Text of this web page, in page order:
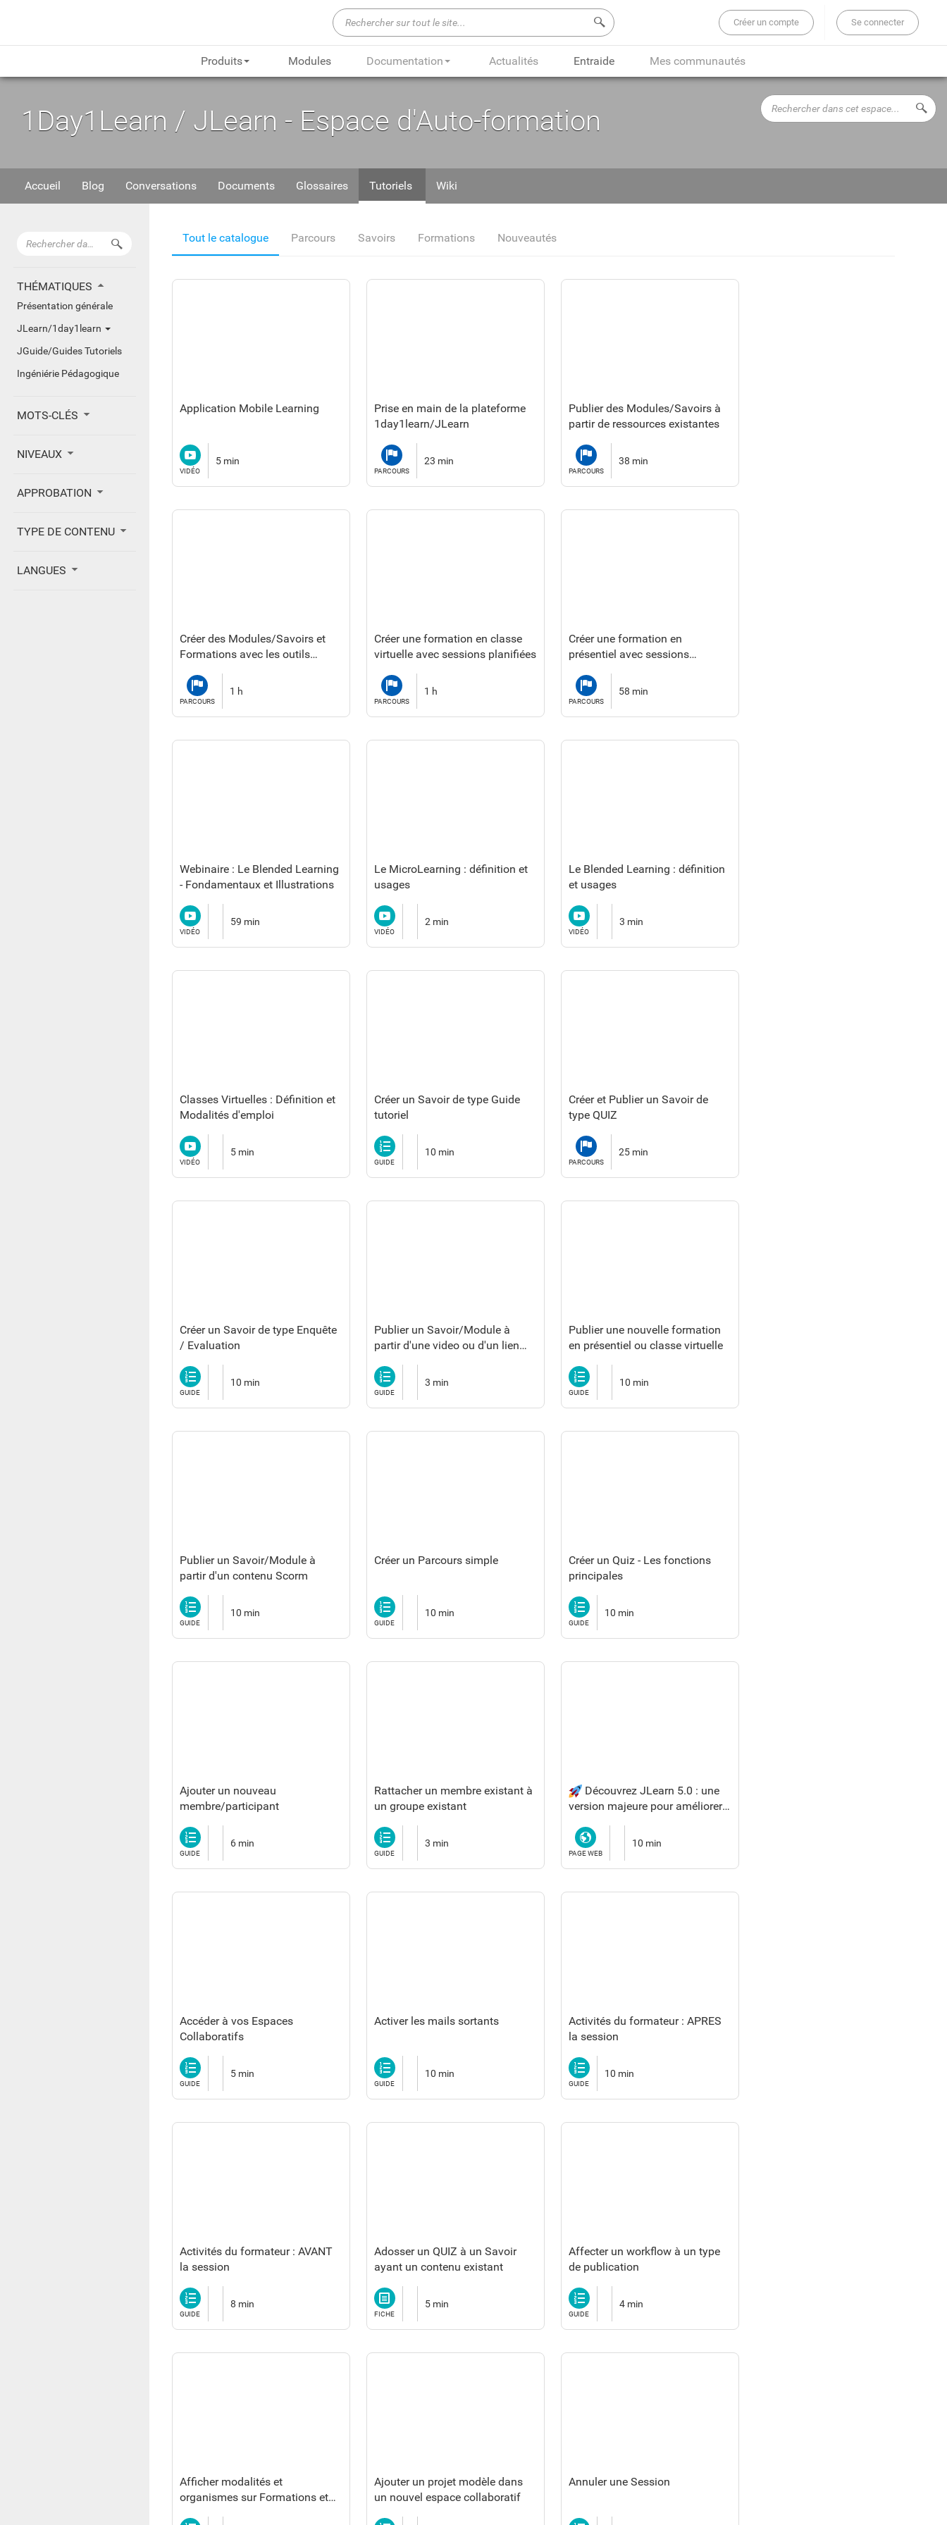
Rechercher sur tout le site...
Créer un compte Se connecter
Produits Modules Documentation Actualités Entraide Mes communautés
1Day1Learn / JLearn - Espace d'Auto-formation
Rechercher
dans
Accueil Blog Conversations Documents Glossaires Tutoriels Wiki
THÉMATIQUES
Présentation générale
JLearn/1day1learn
JGuide/Guides Tutoriels
Ingéniérie Pédagogique
MOTS-CLÉS
NIVEAUX
APPROBATION
TYPE DE CONTENU
LANGUES
Tout le catalogue Parcours Savoirs Formations Nouveautés
Application Mobile Learning
Vidéo
VIDÉO
5 min
Prise en main de la plateforme
1day1learn/JLearn
Parcours
PARCOURS
23 min
Publier des Modules/Savoirs à
partir de ressources existantes
Parcours
PARCOURS
38 min
Créer des Modules/Savoirs et
Formations avec les outils
Parcours
PARCOURS
1 h
Créer une formation en classe
virtuelle avec sessions planifiées
Parcours
PARCOURS
1 h
Créer une formation en
présentiel avec sessions
Parcours
PARCOURS
58 min
Webinaire : Le Blended Learning
- Fondamentaux et Illustrations
Vidéo
VIDÉO
59 min
Le MicroLearning : définition et
usages
Vidéo
VIDÉO
2 min
Le Blended Learning : définition
et usages
Vidéo
VIDÉO
3 min
Classes Virtuelles : Définition et
Modalités d'emploi
Vidéo
VIDÉO
5 min
Créer un Savoir de type Guide
tutoriel
Guide
GUIDE
10 min
Créer et Publier un Savoir de
type QUIZ
Parcours
PARCOURS
25 min
Créer un Savoir de type Enquête
/ Evaluation
Guide
GUIDE
10 min
Publier un Savoir/Module à
partir d'une video ou d'un lien
Guide
GUIDE
3 min
Publier une nouvelle formation
en présentiel ou classe virtuelle
Guide
GUIDE
10 min
Publier un Savoir/Module à
partir d'un contenu Scorm
Guide
GUIDE
10 min
Créer un Parcours simple
Guide
GUIDE
10 min
Créer un Quiz - Les fonctions
principales
Guide
GUIDE
10 min
Ajouter un nouveau
membre/participant
Guide
GUIDE
6 min
Rattacher un membre existant à
un groupe existant
Guide
GUIDE
3 min
Découvrez JLearn 5.0 : une
version majeure pour améliorer
1Day1Learn / JLearn - Espace
d'Auto-formation
Page
Web
PAGE WEB
10 min
Accéder à vos Espaces
Collaboratifs
Guide
GUIDE
5 min
Activer les mails sortants
Guide
GUIDE
10 min
Activités du formateur : APRES
la session
Guide
GUIDE
10 min
Activités du formateur : AVANT
la session
Guide
GUIDE
8 min
Adosser un QUIZ à un Savoir
ayant un contenu existant
Fiche
multimédia
FICHE
5 min
Affecter un workflow à un type
de publication
Guide
GUIDE
4 min
Afficher modalités et
organismes sur Formations et
Guide
Ajouter un projet modèle dans
un nouvel espace collaboratif
Guide
Annuler une Session
Guide